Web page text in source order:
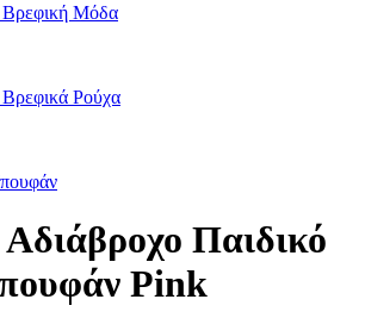
Βρεφική Μόδα
Ρούχα
Παιδικό
Pink